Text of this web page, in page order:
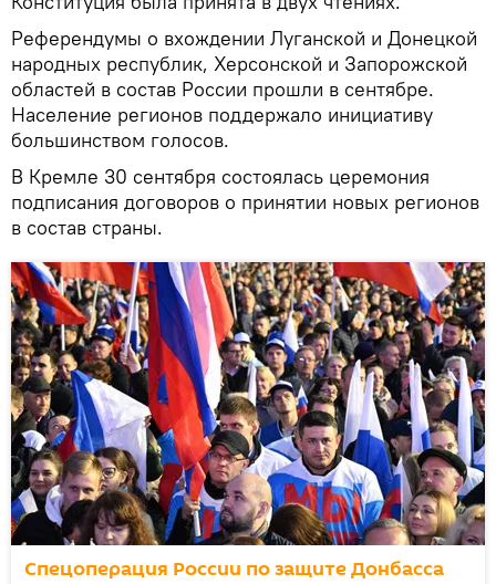
Референдумы о вхождении Луганской и Донецкой
народных республик, Херсонской и Запорожской
областей в состав России прошли в сентябре.
Население регионов поддержало инициативу
большинством голосов.
В Кремле 30 сентября состоялась церемония
подписания договоров о принятии новых регионов
в состав страны.
Спецоперация России по защите Донбасса